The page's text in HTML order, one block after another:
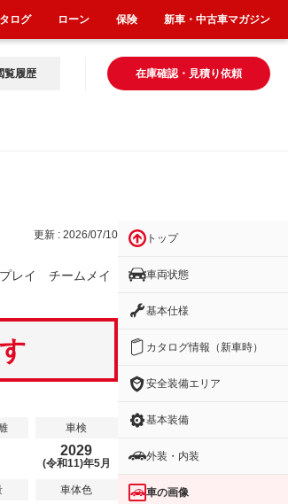
在庫確認・見積り依頼
覧履歴
更新 : 2026/07/10
レイ チームメイ
車検
2029
(令和11)年5月
車体色
トップ
車両状態
基本仕様
カタログ情報（新車時）
安全装備エリア
基本装備
外装・内装
車の画像
ログ ローン 保険 新車・中古車マガジン